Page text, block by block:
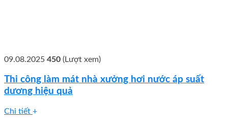
09.08.2025 450 (Lượt xem)
Thi công làm mát nhà xưởng hơi nước áp suất
dương hiệu quả
Chi tiết